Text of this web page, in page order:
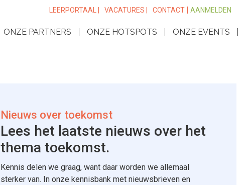
LEERPORTAAL | VACATURES | CONTACT AANMELDEN
ONZE PARTNERS ONZE HOTSPOTS ONZE EVENTS
Nieuws over toekomst
Lees het laatste nieuws over het
thema toekomst.
Kennis delen we graag, want daar worden we allemaal
sterker van. In onze kennisbank met nieuwsbrieven en